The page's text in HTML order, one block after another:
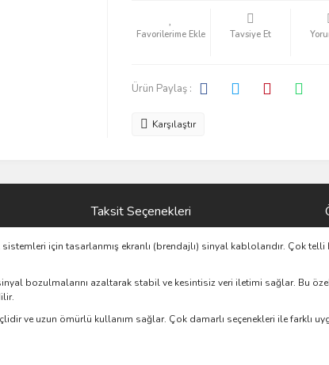
Tavsiye Et
Ürün Paylaş :
Karşılaştır
Taksit Seçenekleri
için tasarlanmış ekranlı (brendajlı) sinyal kablolarıdır. Çok telli
bozulmalarını azaltarak stabil ve kesintisiz veri iletimi sağlar. Bu
ve uzun ömürlü kullanım sağlar. Çok damarlı seçenekleri ile farklı